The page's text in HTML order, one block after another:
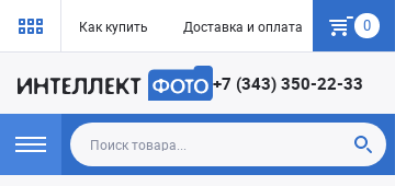
Как купить Доставка и оплата Гарантия
0
+7 (343) 350-22-33